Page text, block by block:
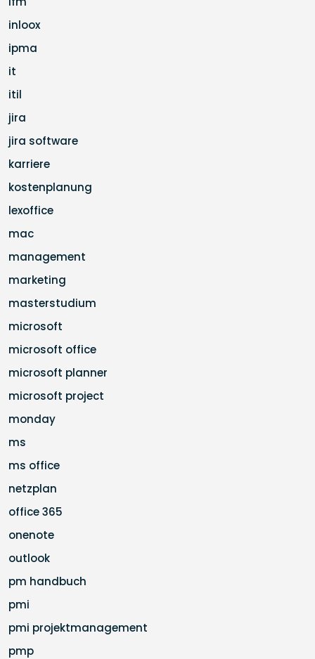
inloox
ipma
it
itil
jira
jira software
karriere
kostenplanung
lexoffice
mac
management
marketing
masterstudium
microsoft
microsoft office
microsoft planner
microsoft project
monday
ms
ms office
netzplan
office 365
onenote
outlook
pm handbuch
pmi
pmi projektmanagement
pmp